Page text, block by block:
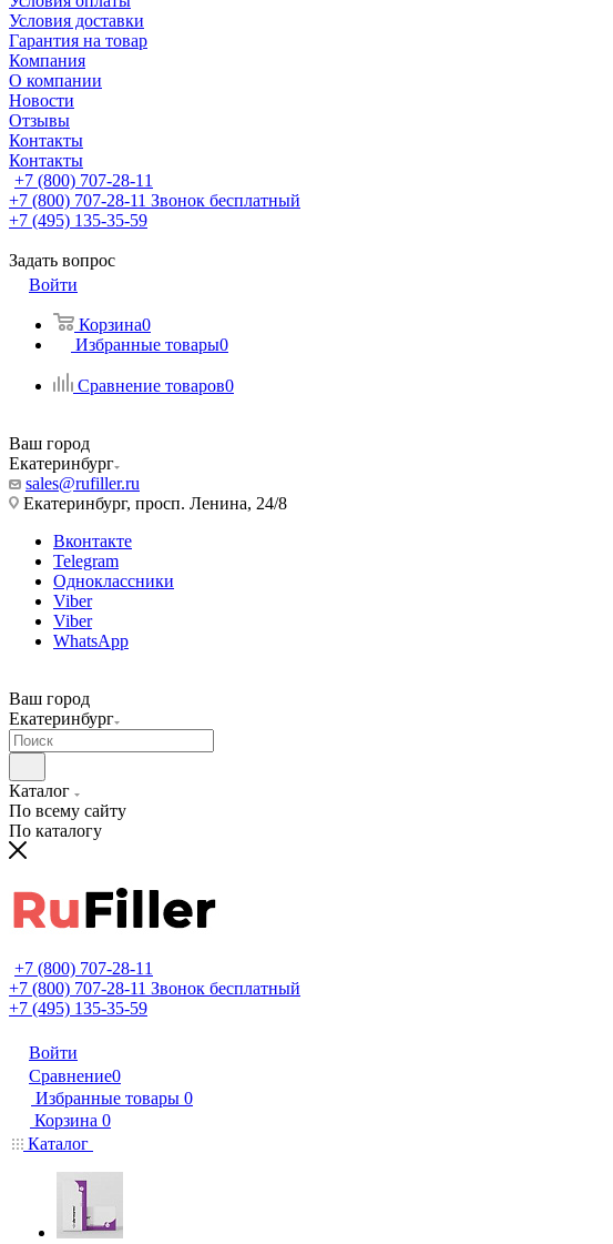
Условия доставки
Гарантия на товар
Компания
О компании
Новости
Отзывы
Контакты
Контакты
+7 (800) 707-28-11
+7 (800) 707-28-11 Звонок бесплатный
+7 (495) 135-35-59
Задать вопрос
Войти
Корзина0
Избранные товары0
Сравнение товаров0
Ваш город
Екатеринбург
sales@rufiller.ru
Екатеринбург, просп. Ленина, 24/8
Вконтакте
Telegram
Одноклассники
Viber
Viber
WhatsApp
Ваш город
Екатеринбург
Каталог
По всему сайту
По каталогу
+7 (800) 707-28-11
+7 (800) 707-28-11 Звонок бесплатный
+7 (495) 135-35-59
Войти
Сравнение0
Избранные товары 0
Корзина 0
Каталог